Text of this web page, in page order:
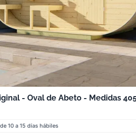
- Oval de Abeto - Medidas
de 10 a 15 días hábiles